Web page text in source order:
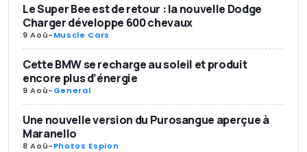
Le Super Bee est de retour : la nouvelle Dodge
Charger développe 600 chevaux
9 Aoû-Muscle Cars
Cette BMW se recharge au soleil et produit
encore plus d’énergie
9 Aoû-General
Une nouvelle version du Purosangue aperçue à
Maranello
8 Aoû-Photos Espion